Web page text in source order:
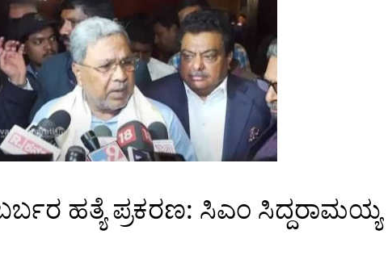
ಹತ್ಯೆ ಪ್ರಕರಣ: ಸಿಎಂ ಸಿದ್ದರಾಮಯ್ಯ